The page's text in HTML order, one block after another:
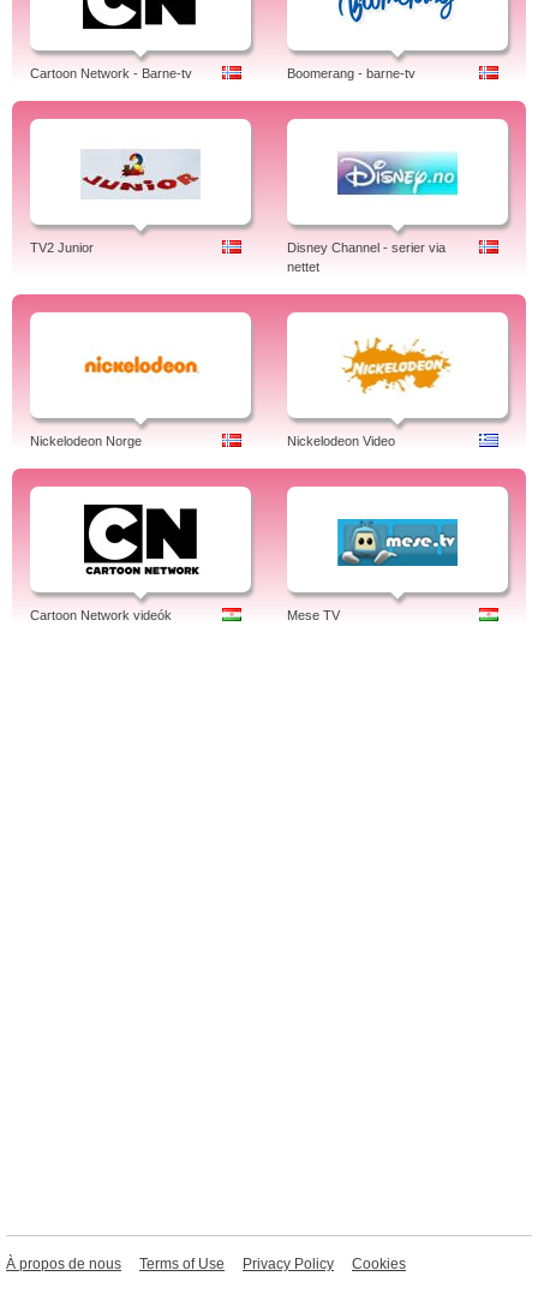
Cartoon Network - Barne-tv Boomerang - barne-tv
TV2 Junior
Disney Channel - serier via
nettet
Nickelodeon Norge Nickelodeon Video
Cartoon Network videók Mese TV
À propos de nous Terms of Use Privacy Policy Cookies